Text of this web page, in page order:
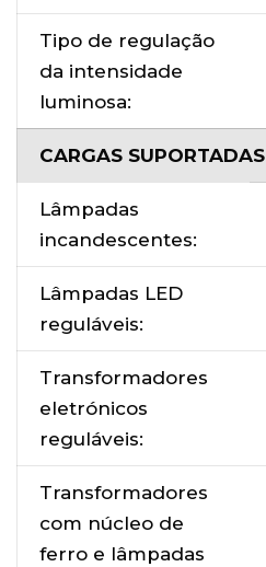
Tipo de regulação
da intensidade
luminosa:
CARGAS SUPORTADAS
Lâmpadas
incandescentes:
Lâmpadas LED
reguláveis:
Transformadores
eletrónicos
reguláveis:
Transformadores
com núcleo de
ferro e lâmpadas